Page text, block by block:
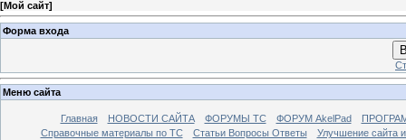
[Мой сайт]
Форма входа
Меню сайта
Главная НОВОСТИ САЙТА ФОРУМЫ TC ФОРУМ AkelPad
Справочные материалы по TС
Статьи Вопросы Ответы
Улучшение сайта